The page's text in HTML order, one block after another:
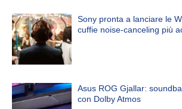
Sony pronta a lanciare le
cuffie noise-canceling più
Asus ROG Gjallar:
con Dolby Atmos